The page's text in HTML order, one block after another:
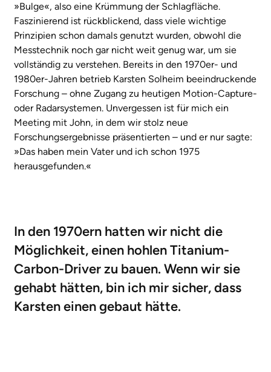
»Bulge«, also eine Krümmung der Schlagfläche.
Faszinierend ist rückblickend, dass viele wichtige
Prinzipien schon damals genutzt wurden, obwohl die
Messtechnik noch gar nicht weit genug war, um sie
vollständig zu verstehen. Bereits in den 1970er- und
1980er-Jahren betrieb Karsten Solheim beeindruckende
Forschung – ohne Zugang zu heutigen Motion-Capture-
oder Radarsystemen. Unvergessen ist für mich ein
Meeting mit John, in dem wir stolz neue
Forschungsergebnisse präsentierten – und er nur sagte:
»Das haben mein Vater und ich schon 1975
herausgefunden.«
In den 1970ern hatten wir nicht die
Möglichkeit, einen hohlen Titanium-
Carbon-Driver zu bauen. Wenn wir sie
gehabt hätten, bin ich mir sicher, dass
Karsten einen gebaut hätte.